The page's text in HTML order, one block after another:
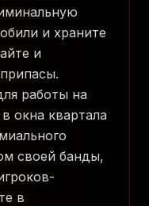
и храните
и
работы на
окна квартала
своей банды,
в